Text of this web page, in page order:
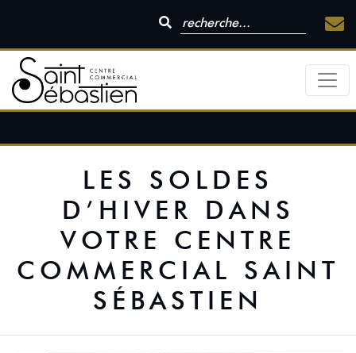
LES SOLDES
D’HIVER DANS
VOTRE CENTRE
COMMERCIAL SAINT
SÉBASTIEN